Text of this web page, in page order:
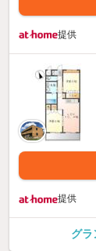
提供
提供
グラ